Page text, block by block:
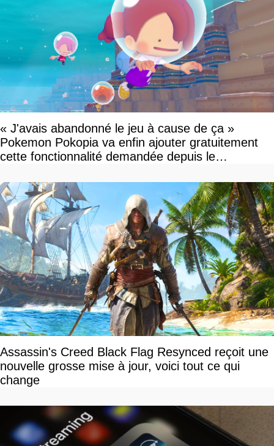
« J'avais abandonné le jeu à cause de ça »
Pokemon Pokopia va enfin ajouter gratuitement
cette fonctionnalité demandée depuis le
Assassin's Creed Black Flag Resynced reçoit une
nouvelle grosse mise à jour, voici tout ce qui
change